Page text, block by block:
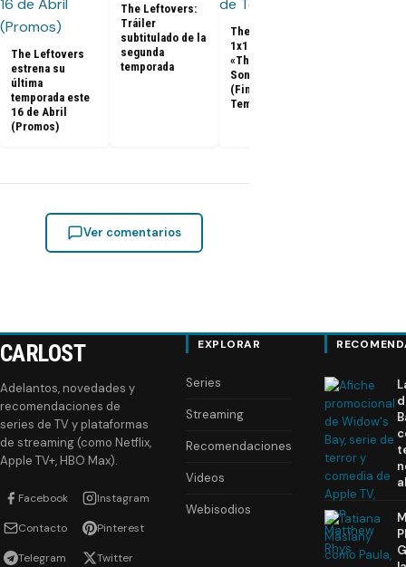
The Leftovers
estrena su
última
temporada este
16 de Abril
(Promos)
The Leftovers:
Tráiler
subtitulado de la
segunda
temporada
The Leftovers
1x10 Promo
«The Prodigal
Son Returns»
(Final de
Temporada)
Ver comentarios
CARLOST
Adelantos, novedades y
recomendaciones de
series de TV y plataformas
de streaming (como Netflix,
Apple TV+, HBO Max).
Facebook Instagram
Contacto Pinterest
Telegram Twitter
EXPLORAR
Series
Streaming
Recomendaciones
Videos
Webisodios